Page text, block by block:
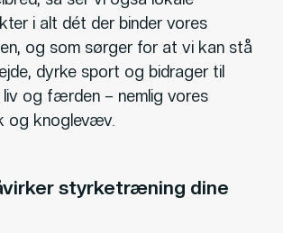
i alt dét der binder vores
og som sørger for at vi kan stå
dyrke sport og bidrager til
og færden – nemlig vores
og knoglevæv.
styrketræning dine